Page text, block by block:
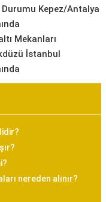
Durumu Kepez/Antalya
Mekanları
İstanbul
nereden alınır?